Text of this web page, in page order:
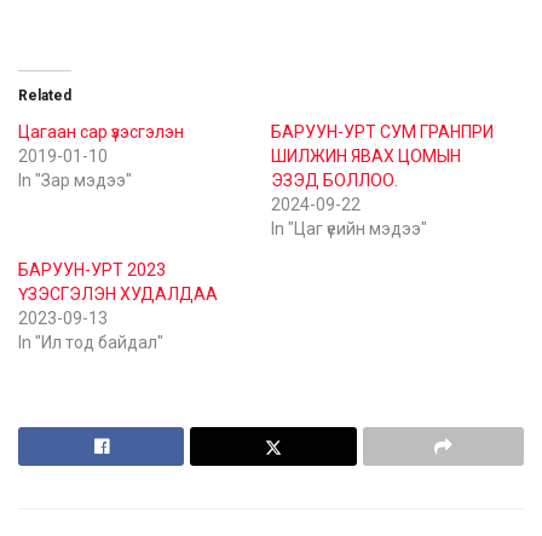
Related
Цагаан сар үзэсгэлэн
2019-01-10
In "Зар мэдээ"
БАРУУН-УРТ СУМ ГРАНПРИ
ШИЛЖИН ЯВАХ ЦОМЫН
ЭЗЭД БОЛЛОО.
2024-09-22
In "Цаг үеийн мэдээ"
БАРУУН-УРТ 2023
ҮЗЭСГЭЛЭН ХУДАЛДАА
2023-09-13
In "Ил тод байдал"